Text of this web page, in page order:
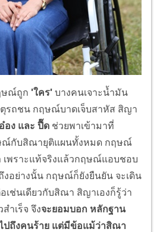
ษณ์ถูก 'ใคร' บางคนเจาะน้ำมัน
ตุรถชน กฤษณ์บาดเจ็บสาหัส สิญา
อง และ ปื๊ด ช่วยพาเข้ามาที่
ณ์กับสิณายุติแผนทั้งหมด กฤษณ์
เพราะแท้จริงแล้วกฤษณ์แอบชอบ
อย่างนั้น กฤษณ์ก็ยังยืนยัน จะเดิน
ช่นเดียวกับสิณา สิญาเองก็รู้ว่า
ำเร็จ จึงจะยอมบอก หลักฐาน
ปถึงคนร้าย แต่มีข้อแม้ว่าสิณา